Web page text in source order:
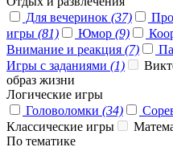
Для вечеринок (37)
игры (81) Юмор (9)
Внимание и реакция (7)
Игры с заданиями (1)
образ жизни
Логические игры
Головоломки (34)
Классические игры
По тематике